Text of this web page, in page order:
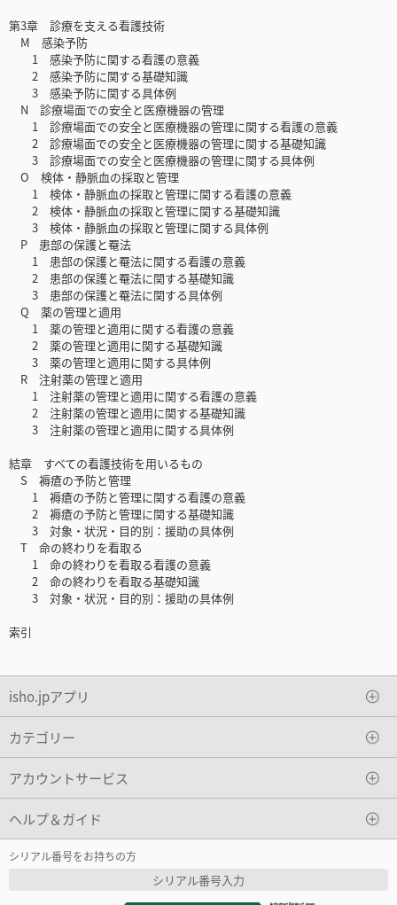
第3章 診療を支える看護技術
M 感染予防
1 感染予防に関する看護の意義
2 感染予防に関する基礎知識
3 感染予防に関する具体例
N 診療場面での安全と医療機器の管理
1 診療場面での安全と医療機器の管理に関する看護の意義
2 診療場面での安全と医療機器の管理に関する基礎知識
3 診療場面での安全と医療機器の管理に関する具体例
O 検体・静脈血の採取と管理
1 検体・静脈血の採取と管理に関する看護の意義
2 検体・静脈血の採取と管理に関する基礎知識
3 検体・静脈血の採取と管理に関する具体例
P 患部の保護と罨法
1 患部の保護と罨法に関する看護の意義
2 患部の保護と罨法に関する基礎知識
3 患部の保護と罨法に関する具体例
Q 薬の管理と適用
1 薬の管理と適用に関する看護の意義
2 薬の管理と適用に関する基礎知識
3 薬の管理と適用に関する具体例
R 注射薬の管理と適用
1 注射薬の管理と適用に関する看護の意義
2 注射薬の管理と適用に関する基礎知識
3 注射薬の管理と適用に関する具体例
結章 すべての看護技術を用いるもの
S 褥瘡の予防と管理
1 褥瘡の予防と管理に関する看護の意義
2 褥瘡の予防と管理に関する基礎知識
3 対象・状況・目的別：援助の具体例
T 命の終わりを看取る
1 命の終わりを看取る看護の意義
2 命の終わりを看取る基礎知識
3 対象・状況・目的別：援助の具体例
索引
isho.jpアプリ
カテゴリー
アカウントサービス
ヘルプ＆ガイド
シリアル番号をお持ちの方
シリアル番号入力